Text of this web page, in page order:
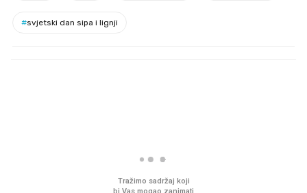
#svjetski dan sipa i lignji